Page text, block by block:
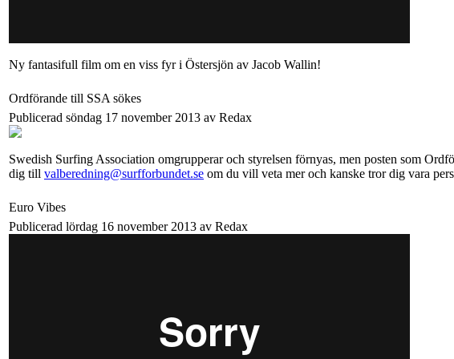
Ny fantasifull film om en viss fyr i Östersjön av Jacob Wallin!
Ordförande till SSA sökes
Publicerad söndag 17 november 2013 av Redax
Swedish Surfing Association omgrupperar och styrelsen förnyas, men posten som
dig till valberedning@surfforbundet.se om du vill veta mer och kanske tror dig vara
Euro Vibes
Publicerad lördag 16 november 2013 av Redax